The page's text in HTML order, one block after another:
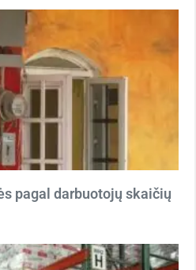
pagal darbuotojų skaičių